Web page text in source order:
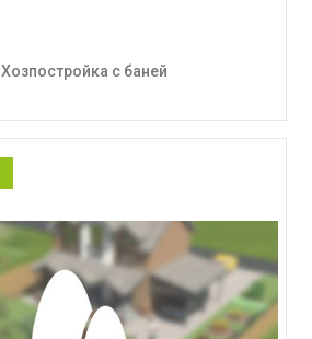
Хозпостройка с баней